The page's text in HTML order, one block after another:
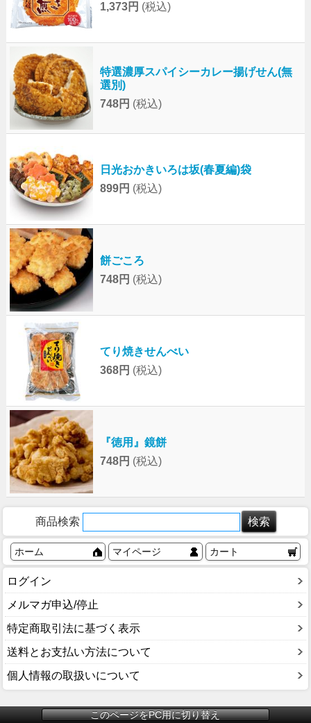
1,373円 (税込)
特選濃厚スパイシーカレー揚げせん(無
選別)
748円 (税込)
日光おかきいろは坂(春夏編)袋
899円 (税込)
餅ごころ
748円 (税込)
てり焼きせんべい
368円 (税込)
『徳用』鏡餅
748円 (税込)
商品検索
ホーム マイページ カート
ログイン
メルマガ申込/停止
特定商取引法に基づく表示
送料とお支払い方法について
個人情報の取扱いについて
このページをPC用に切り替え